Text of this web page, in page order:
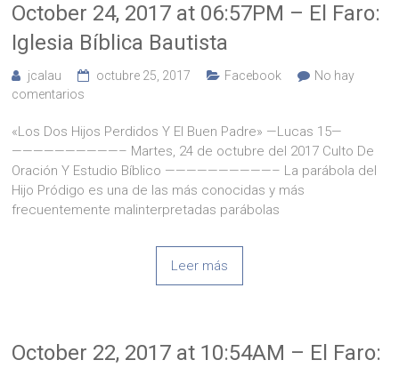
October 24, 2017 at 06:57PM – El Faro:
Iglesia Bíblica Bautista
jcalau octubre 25, 2017 Facebook
No hay
comentarios
«Los Dos Hijos Perdidos Y El Buen Padre» —Lucas 15—
——————————– Martes, 24 de octubre del 2017 Culto De
Oración Y Estudio Bíblico ——————————– La parábola del
Hijo Pródigo es una de las más conocidas y más
frecuentemente malinterpretadas parábolas
Leer más
October 22, 2017 at 10:54AM – El Faro: